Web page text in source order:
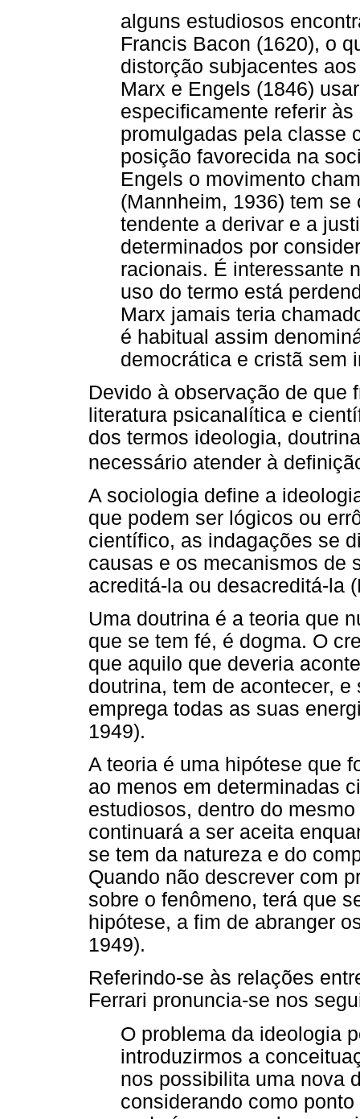
alguns estudiosos
Francis Bacon (1620), o
distorção subjacentes
Marx e Engels (1846)
especificamente referir
promulgadas pela classe
posição favorecida na
Engels o movimento
(Mannheim, 1936) tem
tendente a derivar e a
determinados por
racionais. É interessante
uso do termo está
Marx jamais teria
é habitual assim
democrática e cristã sem
Devido à observação de que
literatura psicanalítica e
dos termos ideologia,
necessário atender à
A sociologia define a
que podem ser lógicos ou
científico, as indagações se
causas e os mecanismos de
acreditá-la ou desacreditá-la
Uma doutrina é a teoria que
que se tem fé, é dogma. O
que aquilo que deveria
doutrina, tem de acontecer,
emprega todas as suas
1949).
A teoria é uma hipótese que
ao menos em determinadas
estudiosos, dentro do
continuará a ser aceita
se tem da natureza e do
Quando não descrever com
sobre o fenômeno, terá que
hipótese, a fim de abranger
1949).
Referindo-se às relações
Ferrari pronuncia-se nos
O problema da ideologia
introduzirmos a
nos possibilita uma nova
considerando como